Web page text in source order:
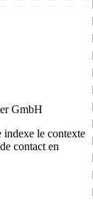
GmbH
indexe le contexte
contact en